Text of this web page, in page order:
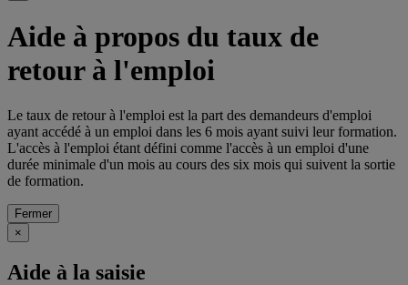
Aide à propos du taux de
retour à l'emploi
Le taux de retour à l'emploi est la part des demandeurs d'emploi
ayant accédé à un emploi dans les 6 mois ayant suivi leur formation.
L'accès à l'emploi étant défini comme l'accès à un emploi d'une
durée minimale d'un mois au cours des six mois qui suivent la sortie
de formation.
Fermer
×
Aide à la saisie